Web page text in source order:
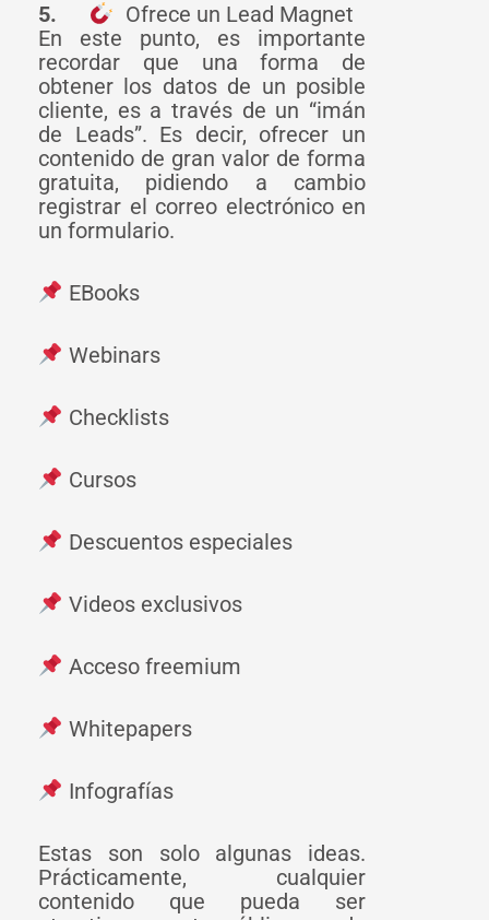
5.
Ofrece un Lead Magnet
En este punto, es importante
recordar que una forma de
obtener los datos de un posible
cliente, es a través de un “imán
de Leads”. Es decir, ofrecer un
contenido de gran valor de forma
gratuita, pidiendo a cambio
registrar el correo electrónico en
un formulario.
EBooks
Webinars
Checklists
Cursos
Descuentos especiales
Videos exclusivos
Acceso freemium
Whitepapers
Infografías
Estas son solo algunas ideas.
Prácticamente, cualquier
contenido que pueda ser